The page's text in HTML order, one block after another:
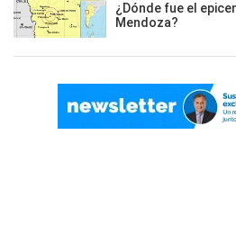
¿Dónde fue el
Mendoza?